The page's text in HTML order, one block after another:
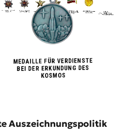
Auszeichnungspolitik